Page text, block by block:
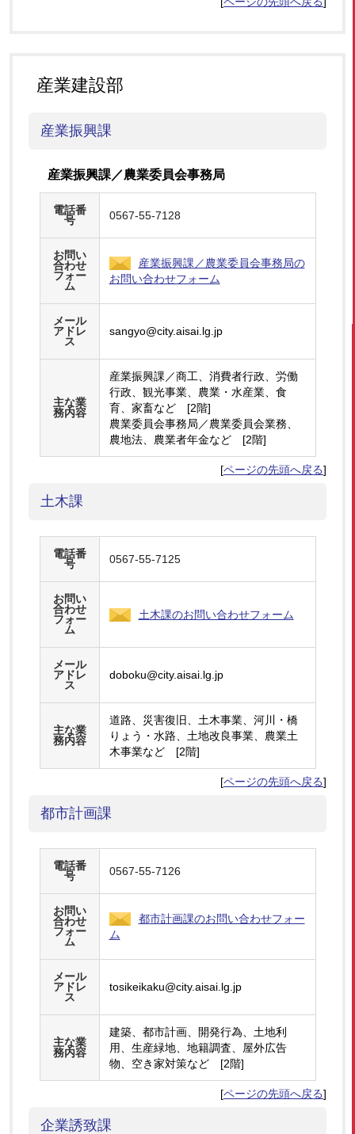
産業建設部
産業振興課
産業振興課／農業委員会事務局
電話番
号
0567-55-7128
お問い
合わせ
フォー
ム
産業振興課／農業委員会事務局の
お問い合わせフォーム
メール
アドレ
ス
sangyo@city.aisai.lg.jp
主な業
務内容
産業振興課／商工、消費者行政、労働
行政、観光事業、農業・水産業、食
育、家畜など [2階]
農業委員会事務局／農業委員会業務、
農地法、農業者年金など [2階]
[ページの先頭へ戻る]
土木課
電話番
号
0567-55-7125
お問い
合わせ
フォー
ム
土木課のお問い合わせフォーム
メール
アドレ
ス
doboku@city.aisai.lg.jp
主な業
務内容
道路、災害復旧、土木事業、河川・橋
りょう・水路、土地改良事業、農業土
木事業など [2階]
[ページの先頭へ戻る]
都市計画課
電話番
号
0567-55-7126
お問い
合わせ
フォー
ム
都市計画課のお問い合わせフォー
ム
メール
アドレ
ス
tosikeikaku@city.aisai.lg.jp
主な業
務内容
建築、都市計画、開発行為、土地利
用、生産緑地、地籍調査、屋外広告
物、空き家対策など [2階]
[ページの先頭へ戻る]
企業誘致課